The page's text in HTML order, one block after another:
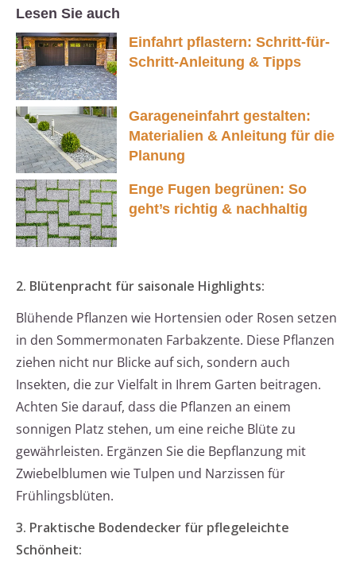
Lesen Sie auch
Einfahrt pflastern: Schritt-für-
Schritt-Anleitung & Tipps
Garageneinfahrt gestalten:
Materialien & Anleitung für die
Planung
Enge Fugen begrünen: So
geht’s richtig & nachhaltig
2. Blütenpracht für saisonale Highlights:
Blühende Pflanzen wie Hortensien oder Rosen setzen
in den Sommermonaten Farbakzente. Diese Pflanzen
ziehen nicht nur Blicke auf sich, sondern auch
Insekten, die zur Vielfalt in Ihrem Garten beitragen.
Achten Sie darauf, dass die Pflanzen an einem
sonnigen Platz stehen, um eine reiche Blüte zu
gewährleisten. Ergänzen Sie die Bepflanzung mit
Zwiebelblumen wie Tulpen und Narzissen für
Frühlingsblüten.
3. Praktische Bodendecker für pflegeleichte
Schönheit: